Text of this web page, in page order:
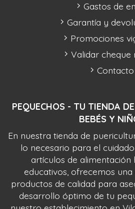
PEQUECHOS - TU TIENDA
BEBÉS Y
En nuestra tienda de
lo necesario para el
artículos de alimentación
educativos, ofrecemos
productos de calidad para
desarrollo óptimo de tu
Gastos de
Garantía y
Promociones
Validar cheque
Contacto